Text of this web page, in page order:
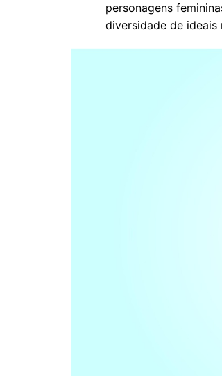
personagens
diversidade de ideais